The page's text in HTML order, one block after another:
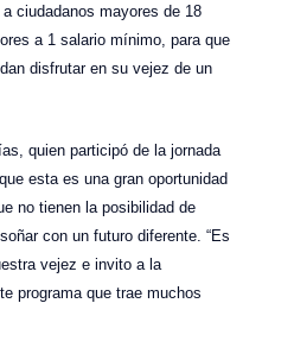
ciudadanos mayores de 18
a 1 salario mínimo, para que
disfrutar en su vejez de un
quien participó de la jornada
esta es una gran oportunidad
no tienen la posibilidad de
con un futuro diferente. “Es
vejez e invito a la
programa que trae muchos